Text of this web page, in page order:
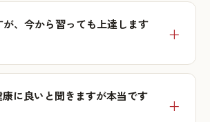
が、今から習っても上達します
に良いと聞きますが本当です